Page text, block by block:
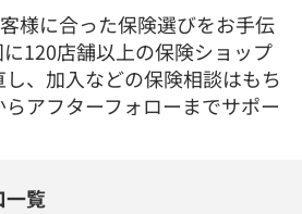
様に合った保険選びをお手伝
120店舗以上の保険ショップ
、加入などの保険相談はもち
アフターフォローまでサポー
一覧